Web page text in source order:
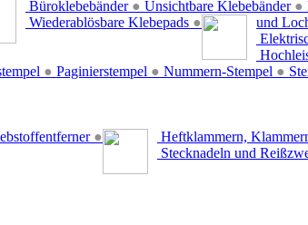
Büroklebebänder ● Unsichtbare Klebebänder ●
Wiederablösbare Klebepads ●
und
● Paginierstempel ● Nummern-Stempel ●
●
Heftklammern,
Stecknadeln und